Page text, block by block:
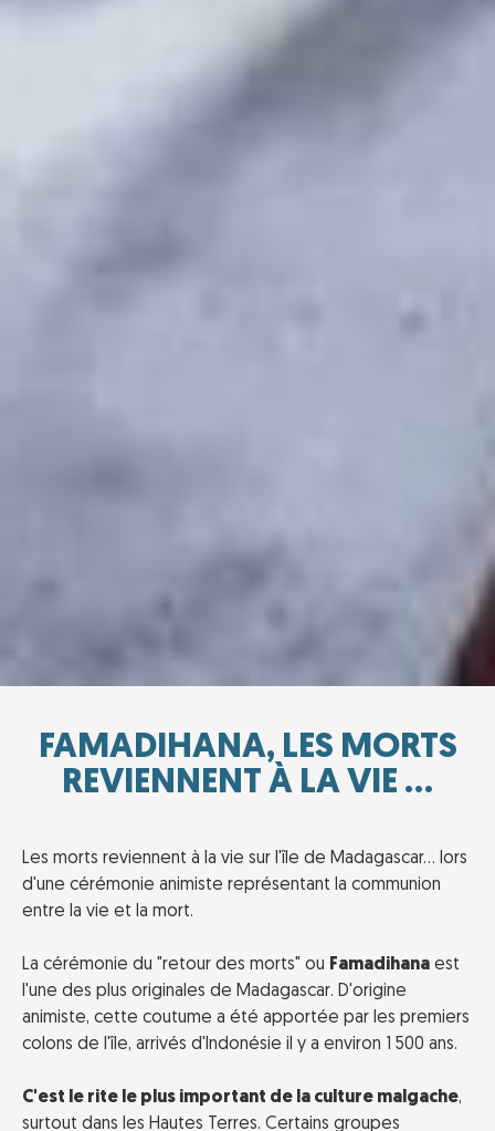
FAMADIHANA, LES MORTS
REVIENNENT À LA VIE ...
Les morts reviennent à la vie sur l'île de Madagascar... lors
d'une cérémonie animiste représentant la communion
entre la vie et la mort.
La cérémonie du "retour des morts" ou Famadihana est
l'une des plus originales de Madagascar. D'origine
animiste, cette coutume a été apportée par les premiers
colons de l'île, arrivés d'Indonésie il y a environ 1 500 ans.
C'est le rite le plus important de la culture malgache,
surtout dans les Hautes Terres. Certains groupes